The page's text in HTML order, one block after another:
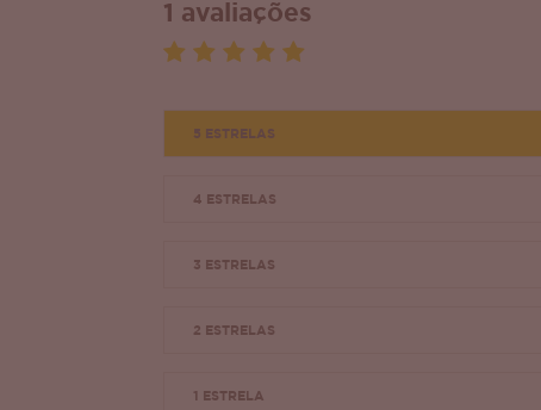
1 avaliações
5 ESTRELAS
4 ESTRELAS
3 ESTRELAS
2 ESTRELAS
1 ESTRELA